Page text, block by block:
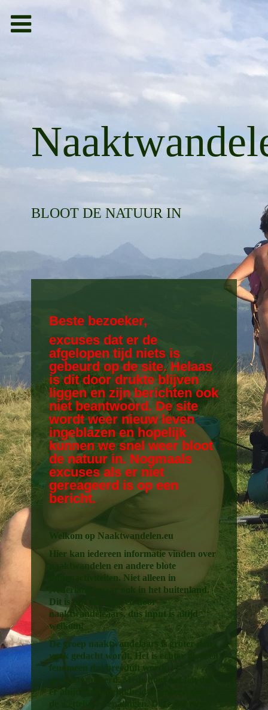
Toggle
navigation
BLOOT DE NATUUR IN
Beste bezoeker,
excuses dat er de
afgelopen tijd niets is
gebeurd op de site. Helaas
is dit door drukte blijven
liggen en zijn berichten ook
niet beantwoord. De site
wordt weer nieuw leven
ingeblazen en hopelijk
kunnen we snel weer bloot
de natuur in. Nogmaals
excuses als er niet
gereageerd is op een
bericht.
Welkom op Naaktwandelen.eu
Hier kan iedereen informatie vinden over
naaktwandelen en andere blote
buitenactiviteiten. Niet alleen in
Nederland, maar ook in het buitenland.
Dit is een site voor en door
naaktwandeleaars, dus input is altijd
welkom!
De groep naaktwandelaars is groter dan
vaak gedacht wordt. Het is echter niet een
fenomeen dat breeduit wordt
gecommuniceerd. Mede door het feit dat
er altijd onduidelijkheid is geweest over
de wettelijke bepalingen. Deze site moet